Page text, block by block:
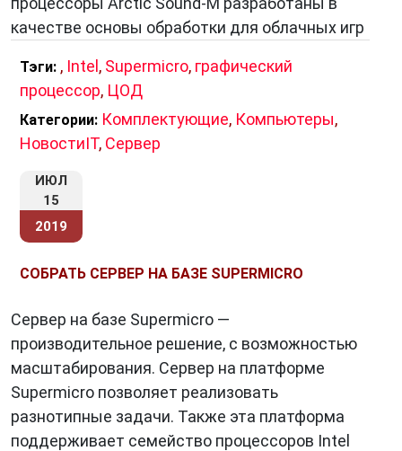
качестве основы обработки для облачных игр
Тэги: , Intel , Supermicro, графический
процессор, ЦОД
Категории: Комплектующие, Компьютеры,
НовостиIT, Сервер
ИЮЛ
15
2019
СОБРАТЬ СЕРВЕР НА БАЗЕ SUPERMICRO
Сервер на базе Supermicro —
производительное решение, с возможностью
масштабирования. Сервер на платформе
Supermicro позволяет реализовать
разнотипные задачи. Также эта платформа
поддерживает семейство процессоров Intel